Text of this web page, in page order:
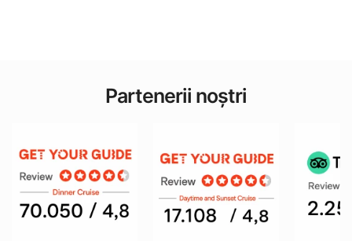
Partenerii noștri